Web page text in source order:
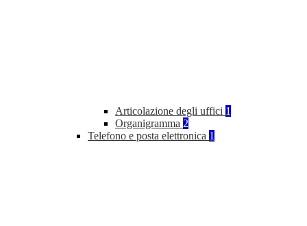
Articolazione degli uffici 1
Organigramma 2
Telefono e posta elettronica 1